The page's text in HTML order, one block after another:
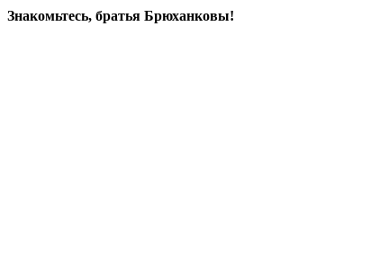
Знакомьтесь, братья Брюханковы!